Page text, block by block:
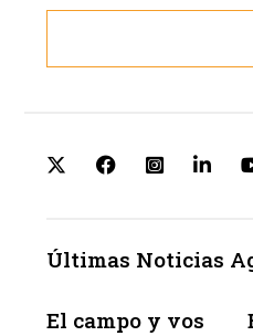
Últimas Noticias
El campo y vos